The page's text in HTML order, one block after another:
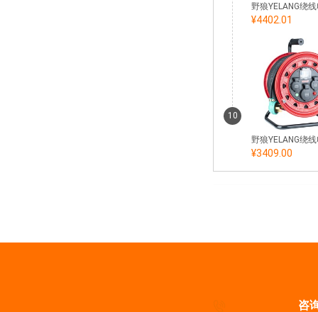
10
¥4402.01
¥3409.00
咨